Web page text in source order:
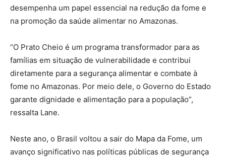
desempenha um papel essencial na redução da fome e
na promoção da saúde alimentar no Amazonas.
“O Prato Cheio é um programa transformador para as
famílias em situação de vulnerabilidade e contribui
diretamente para a segurança alimentar e combate à
fome no Amazonas. Por meio dele, o Governo do Estado
garante dignidade e alimentação para a população”,
ressalta Lane.
Neste ano, o Brasil voltou a sair do Mapa da Fome, um
avanço significativo nas políticas públicas de segurança